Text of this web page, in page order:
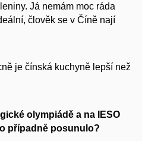
Já nemám moc ráda
člověk se v Číně nají
je čínská kuchyně lepší než
olympiádě a na IESO
případně posunulo?